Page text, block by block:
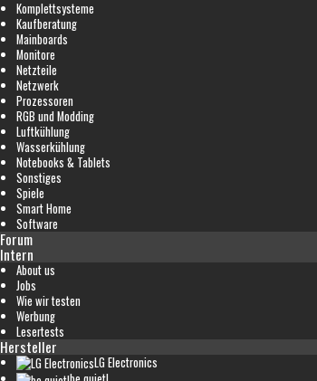
Komplettsysteme
Kaufberatung
Mainboards
Monitore
Netzteile
Netzwerk
Prozessoren
RGB und Modding
Luftkühlung
Wasserkühlung
Notebooks & Tablets
Sonstiges
Spiele
Smart Home
Software
Forum
Intern
About us
Jobs
Wie wir testen
Werbung
Lesertests
Hersteller
LG Electronics